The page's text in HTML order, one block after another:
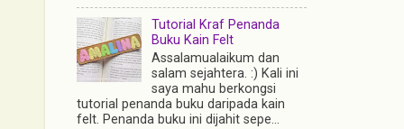
Tutorial Kraf Penanda
Buku Kain Felt
Assalamualaikum dan
salam sejahtera. :) Kali ini
saya mahu berkongsi
tutorial penanda buku daripada kain
felt. Penanda buku ini dijahit sepe...